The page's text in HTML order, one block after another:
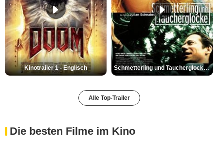
Kinotrailer 1 - Englisch Schmetterling und Taucherglocke Trailer DF
Alle Top-Trailer
Die besten Filme im Kino